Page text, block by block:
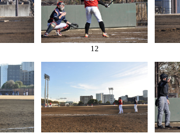
12